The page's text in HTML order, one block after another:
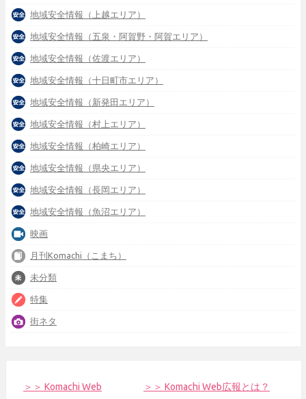
地域安全情報（上越エリア）
地域安全情報（五泉・阿賀野・阿賀エリア）
地域安全情報（佐渡エリア）
地域安全情報（十日町市エリア）
地域安全情報（新発田エリア）
地域安全情報（村上エリア）
地域安全情報（柏崎エリア）
地域安全情報（県央エリア）
地域安全情報（長岡エリア）
地域安全情報（魚沼エリア）
映画
月刊Komachi（こまち）
未分類
特集
街ネタ
＞＞ Komachi Web ＞＞ Komachi Web広報とは？